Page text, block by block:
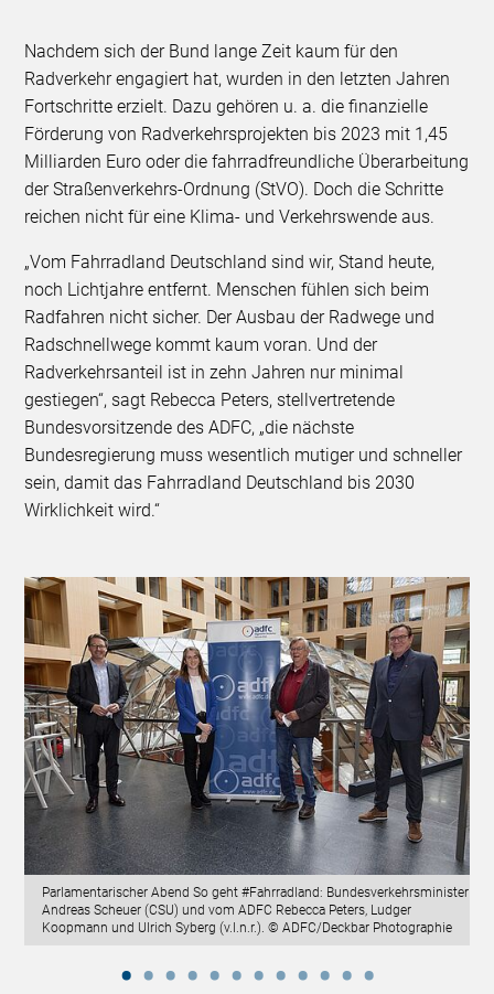
Nachdem sich der Bund lange Zeit kaum für den
Radverkehr engagiert hat, wurden in den letzten Jahren
Fortschritte erzielt. Dazu gehören u. a. die finanzielle
Förderung von Radverkehrsprojekten bis 2023 mit 1,45
Milliarden Euro oder die fahrradfreundliche Überarbeitung
der Straßenverkehrs-Ordnung (StVO). Doch die Schritte
reichen nicht für eine Klima- und Verkehrswende aus.
„Vom Fahrradland Deutschland sind wir, Stand heute,
noch Lichtjahre entfernt. Menschen fühlen sich beim
Radfahren nicht sicher. Der Ausbau der Radwege und
Radschnellwege kommt kaum voran. Und der
Radverkehrsanteil ist in zehn Jahren nur minimal
gestiegen“, sagt Rebecca Peters, stellvertretende
Bundesvorsitzende des ADFC, „die nächste
Bundesregierung muss wesentlich mutiger und schneller
sein, damit das Fahrradland Deutschland bis 2030
Wirklichkeit wird.“
Parlamentarischer Abend So geht #Fahrradland: Bundesverkehrsminister
Andreas Scheuer (CSU) und vom ADFC Rebecca Peters, Ludger
Koopmann und Ulrich Syberg (v.l.n.r.). © ADFC/Deckbar Photographie